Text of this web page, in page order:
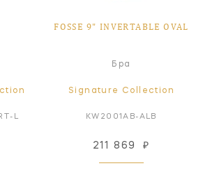
L
FOSSE 9" INVERTABLE OVAL
Бра
Signature Collection
KW2001AB-ALB
211 869 ₽